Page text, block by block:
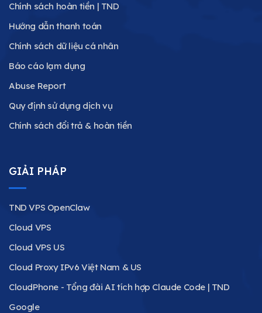
Chính sách hoàn tiền | TND
Hướng dẫn thanh toán
Chính sách dữ liệu cá nhân
Báo cáo lạm dụng
Abuse Report
Quy định sử dụng dịch vụ
Chính sách đổi trả & hoàn tiền
GIẢI PHÁP
TND VPS OpenClaw
Cloud VPS
Cloud VPS US
Cloud Proxy IPv6 Việt Nam & US
CloudPhone - Tổng đài AI tích hợp Claude Code | TND
Google